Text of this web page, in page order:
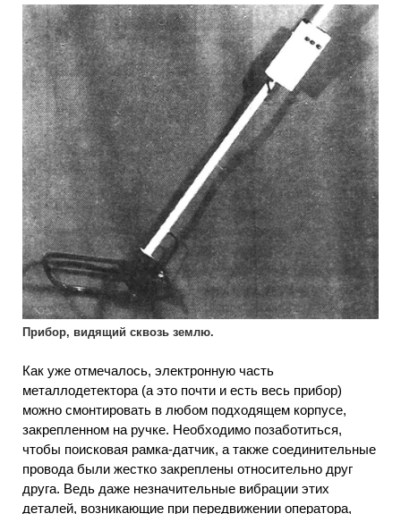
Прибор, видящий сквозь землю.
Как уже отмечалось, электронную часть
металлодетектора (а это почти и есть весь прибор)
можно смонтировать в любом подходящем корпусе,
закрепленном на ручке. Необходимо позаботиться,
чтобы поисковая рамка-датчик, а также соединительные
провода были жестко закреплены относительно друг
друга. Ведь даже незначительные вибрации этих
деталей, возникающие при передвижении оператора,